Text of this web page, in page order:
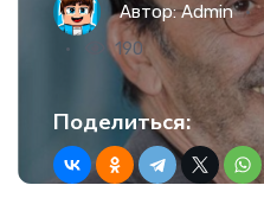
Автор:Admin
190
Поделиться: